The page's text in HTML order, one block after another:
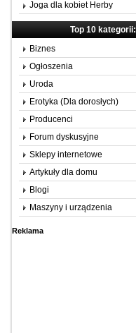
Joga dla kobiet Herby
Top 10 kategorii:
Biznes
Ogłoszenia
Uroda
Erotyka (Dla dorosłych)
Producenci
Forum dyskusyjne
Sklepy internetowe
Artykuły dla domu
Blogi
Maszyny i urządzenia
Reklama